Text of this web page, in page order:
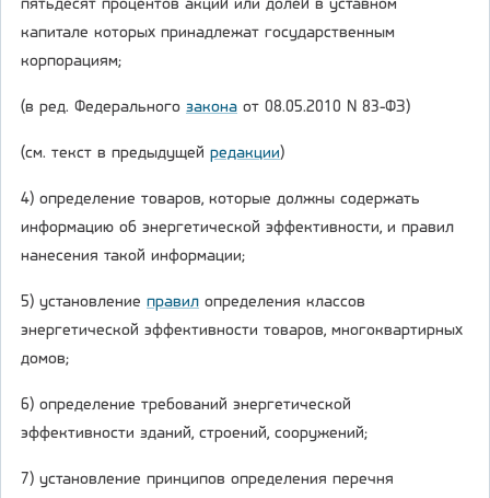
пятьдесят процентов акций или долей в уставном
капитале которых принадлежат государственным
корпорациям;
(в ред. Федерального закона от 08.05.2010 N 83-ФЗ)
(см. текст в предыдущей редакции)
4) определение товаров, которые должны содержать
информацию об энергетической эффективности, и правил
нанесения такой информации;
5) установление правил определения классов
энергетической эффективности товаров, многоквартирных
домов;
6) определение требований энергетической
эффективности зданий, строений, сооружений;
7) установление принципов определения перечня